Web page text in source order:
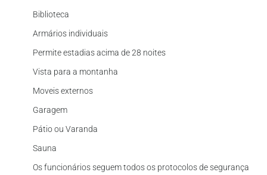
Biblioteca
Armários individuais
Permite estadias acima de 28 noites
Vista para a montanha
Moveis externos
Garagem
Pátio ou Varanda
Sauna
Os funcionários seguem todos os protocolos de segurança